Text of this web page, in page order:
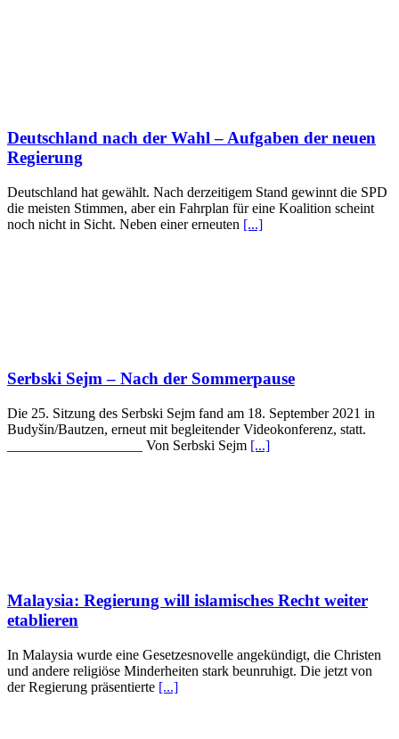
Deutschland nach der Wahl – Aufgaben der neuen
Regierung
Deutschland hat gewählt. Nach derzeitigem Stand gewinnt die SPD
die meisten Stimmen, aber ein Fahrplan für eine Koalition scheint
noch nicht in Sicht. Neben einer erneuten [...]
Serbski Sejm – Nach der Sommerpause
Die 25. Sitzung des Serbski Sejm fand am 18. September 2021 in
Budyšin/Bautzen, erneut mit begleitender Videokonferenz, statt.
___________________ Von Serbski Sejm [...]
Malaysia: Regierung will islamisches Recht weiter
etablieren
In Malaysia wurde eine Gesetzesnovelle angekündigt, die Christen
und andere religiöse Minderheiten stark beunruhigt. Die jetzt von
der Regierung präsentierte [...]